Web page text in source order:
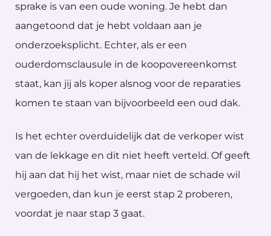
sprake is van een oude woning. Je hebt dan
aangetoond dat je hebt voldaan aan je
onderzoeksplicht. Echter, als er een
ouderdomsclausule in de koopovereenkomst
staat, kan jij als koper alsnog voor de reparaties
komen te staan van bijvoorbeeld een oud dak.
Is het echter overduidelijk dat de verkoper wist
van de lekkage en dit niet heeft verteld. Of geeft
hij aan dat hij het wist, maar niet de schade wil
vergoeden, dan kun je eerst stap 2 proberen,
voordat je naar stap 3 gaat.